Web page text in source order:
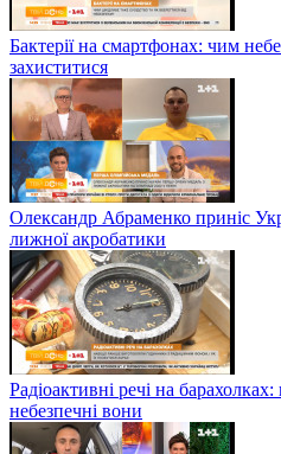
Бактерії на смартфонах: чим
захиститися
Олександр Абраменко приніс
лижної акробатики
Радіоактивні речі на
небезпечні вони